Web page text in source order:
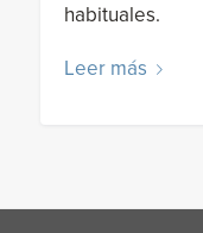
habituales.
Leer más